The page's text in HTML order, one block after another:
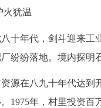
火犹温
十年代，剑斗迎来工
纷纷落地。境内探明
源在八九十年代达到
1975年，村里投资百